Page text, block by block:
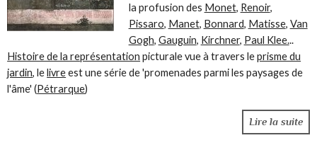
la profusion des Monet, Renoir,
Pissaro, Manet, Bonnard, Matisse, Van
Gogh, Gauguin, Kirchner, Paul Klee...
Histoire de la représentation picturale vue à travers leprisme du
jardin, lelivreest une série de 'promenades parmi les paysages de
l'âme' (Pétrarque)
Lire la suite